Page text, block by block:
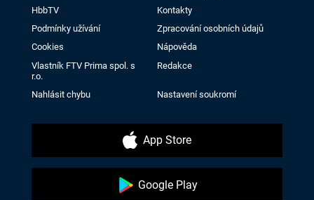
HbbTV
Kontakty
Podmínky užívání
Zpracování osobních údajů
Cookies
Nápověda
Vlastník FTV Prima spol. s
r.o.
Redakce
Nahlásit chybu Nastavení soukromí
App Store
Google Play